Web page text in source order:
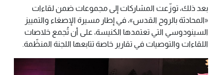
بعد ذلك، توزّعت المشاركات إلى مجموعات ضمن لقاءات
«المحادثة بالروح القدس»، في إطار مسيرة الإصغاء والتمييز
السينودوسي التي تعتمدها الكنيسة، على أن تُجمع خلاصات
اللقاءات والتوصيات في تقارير خاصة تتابعها اللجنة المنظّمة.